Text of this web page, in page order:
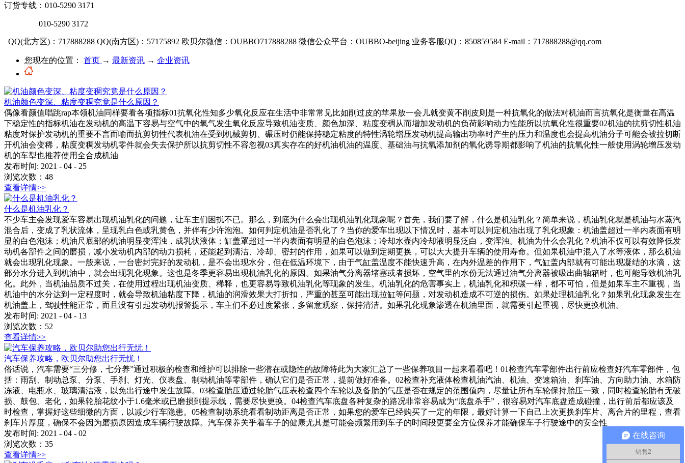
订货专线：010-5290 3171
010-5290 3172
QQ(北方区)：717888288 QQ(南方区)：57175892 欧贝尔微信：OUBBO717888288 微信公众平台：OUBBO-beijing 业务客服QQ：850859584 E-mail： 717888288@qq.com
您现在的位置： 首页 → 最新资讯 → 企业资讯
机油颜色变深、粘度变稠究竟是什么原因？
偶像看颜值唱跳rap本领机油同样要看各项指标01抗氧化性知多少氧化反应在生活中非常常见比如削过皮的苹果放一会儿就变黄不削皮则是一种抗氧化的做法对机油而言抗氧化是衡量在高温
下稳定性的指标机油在发动机的高温下容易与空气中的氧气发生氧化反应导致机油变质、颜色加深、粘度变稠从而增加发动机的负荷影响动力性能所以抗氧化性很重要02机油的抗剪切性机油
粘度对保护发动机的重要不言而喻而抗剪切性代表机油在受到机械剪切、碾压时仍能保持稳定粘度的特性涡轮增压发动机提高输出功率时产生的压力和温度也会提高机油分子可能会被拉切断
开机油会变稀，粘度变稠发动机零件就会失去保护所以抗剪切性不容忽视03真实存在的好机油机油的温度、基础油与抗氧添加剂的氧化诱导期都影响了机油的抗氧化性一般使用涡轮增压发动
机的车型也推荐使用全合成机油
发布时间: 2021 - 04 - 25
浏览次数： 48
查看详情>>
什么是机油乳化？
不少车主会发现爱车容易出现机油乳化的问题，让车主们困扰不已。那么，到底为什么会出现机油乳化现象呢？首先，我们要了解，什么是机油乳化？简单来说，机油乳化就是机油与水蒸汽
混合后，变成了乳状流体，呈现乳白色或乳黄色，并伴有少许泡泡。如何判定机油是否乳化了？当你的爱车出现以下情况时，基本可以判定机油出现了乳化现象：机油盖超过一半内表面有明
显的白色泡沫；机油尺底部的机油明显变浑浊，成乳状液体；缸盖罩超过一半内表面有明显的白色泡沫；冷却水壶内冷却液明显泛白，变浑浊。机油为什么会乳化？机油不仅可以有效降低发
动机各部件之间的磨损，减小发动机内部的动力损耗，还能起到清洁、冷却、密封的作用，如果可以做到定期更换，可以大大提升车辆的使用寿命。但如果机油中混入了水等液体，那么机油
就会出现乳化现象。一般来说，一台密封完好的发动机，是不会出现水分，但在低温环境下，由于气缸盖温度不能快速升高，在内外温差的作用下，气缸盖内部就有可能出现凝结的水滴，这
部分水分进入到机油中，就会出现乳化现象。这也是冬季更容易出现机油乳化的原因。如果油气分离器堵塞或者损坏，空气里的水份无法通过油气分离器被吸出曲轴箱时，也可能导致机油乳
化。此外，当机油品质不过关，在使用过程出现机油变质、稀释，也更容易导致机油乳化等现象的发生。机油乳化的危害事实上，机油乳化和积碳一样，都不可怕，但是如果车主不重视，当
机油中的水分达到一定程度时，就会导致机油粘度下降，机油的润滑效果大打折扣，严重的甚至可能出现拉缸等问题，对发动机造成不可逆的损伤。如果处理机油乳化？如果乳化现象发生在
机油盖上，驾驶性能正常，而且没有引起发动机报警提示，车主们不必过度紧张，多留意观察，保持清洁。如果乳化现象渗透在机油里面，就需要引起重视，尽快更换机油。
发布时间: 2021 - 04 - 13
浏览次数： 52
查看详情>>
汽车保养攻略，欧贝尔助您出行无忧！
俗话说，汽车需要“三分修，七分养”通过积极的检查和维护可以排除一些潜在或隐性的故障特此为大家汇总了一些保养项目一起来看看吧！01检查汽车零部件出行前应检查好汽车零部件，包
括：雨刮、制动总泵、分泵、手刹、灯光、仪表盘、制动机油等零部件，确认它们是否正常，提前做好准备。02检查补充液体检查机油汽油、机油、变速箱油、刹车油、方向助力油、水箱防
冻液、电瓶水、玻璃清洁液，以免出行途中发生故障。03检查胎压通过轮胎气压表检查四个车轮以及备胎的气压是否在规定的范围值内，尽量让所有车轮保持胎压一致，同时检查轮胎有无破
损、鼓包、老化，如果轮胎花纹小于1.6毫米或已磨损到提示线，需要尽快更换。04检查汽车底盘各种复杂的路况非常容易成为“底盘杀手”，很容易对汽车底盘造成碰撞，出行前后都应该及
时检查，掌握好这些细微的方面，以减少行车隐患。05检查制动系统看看制动距离是否正常，如果您的爱车已经购买了一定的年限，最好计算一下自己上次更换刹车片、离合片的里程，查看
刹车片厚度，确保不会因为磨损原因造成车辆行驶故障。汽车保养关乎着车子的健康尤其是可能会频繁用到车子的时间段更要全方位保养才能确保车子行驶途中的安全性
发布时间: 2021 - 04 - 02
浏览次数： 35
查看详情>>
在线咨询
销售2